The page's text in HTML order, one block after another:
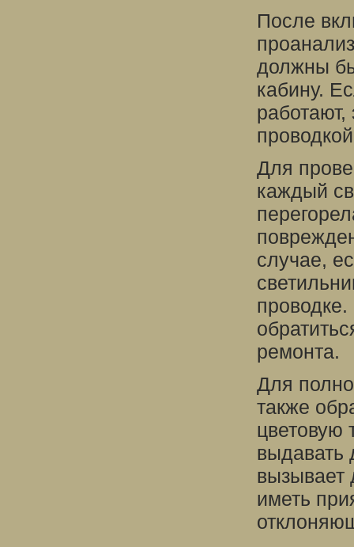
После
должны
кабину.
работают,
Для
каждый
случае,
ремонта.
Для
также
цветовую
выдавать
вызывает
иметь